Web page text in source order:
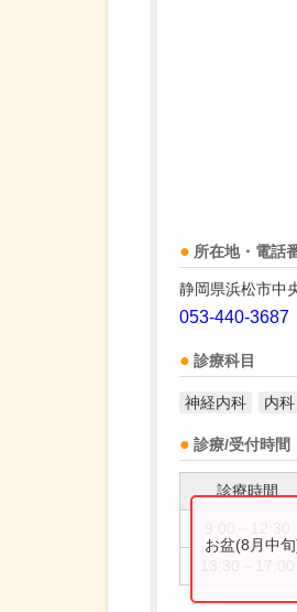
所在地・電話
静岡県浜松市中
053-440-3687
診療科目
神経内科 内科
診療/受付時間
診療時間
お盆(8月中